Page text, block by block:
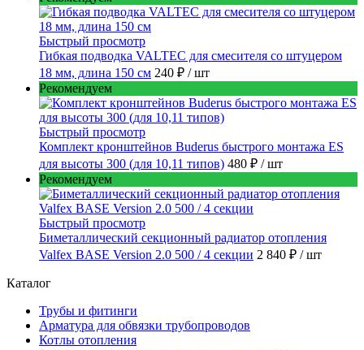
Быстрый просмотр
Гибкая подводка VALTEC для смесителя со штуцером
18 мм, длина 150 см 240 ₽ / шт
Рекомендуем
Быстрый просмотр
Комплект кронштейнов Buderus быстрого монтажа ES
для высоты 300 (для 10,11 типов) 480 ₽ / шт
Рекомендуем
Быстрый просмотр
Биметаллический секционный радиатор отопления
Valfex BASE Version 2.0 500 / 4 секции 2 840 ₽ / шт
Каталог
Трубы и фитинги
Арматура для обвязки трубопроводов
Котлы отопления